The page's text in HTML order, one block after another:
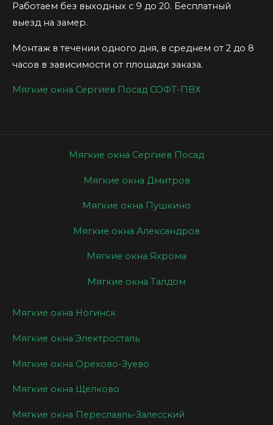
Работаем без выходных с 9 до 20. Бесплатный
выезд на замер.
Монтаж в течении одного дня, в среднем от 2 до 8
часов в зависимости от площади заказа.
Мягкие окна Сергиев Посад СОФТ-ПВХ
Мягкие окна Сергиев Посад
Мягкие окна Дмитров
Мягкие окна Пушкино
Мягкие окна Александров
Мягкие окна Яхрома
Мягкие окна Талдом
Мягкие окна Ногинск
Мягкие окна Электросталь
Мягкие окна Орехово-Зуево
Мягкие окна Щелково
Мягкие окна Переславль-Залесский